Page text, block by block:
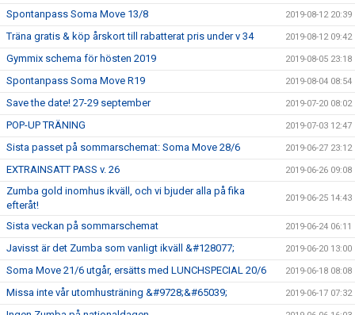
Spontanpass Soma Move 13/8 2019-08-12 20:39
Träna gratis & köp årskort till rabatterat pris under v 34 2019-08-12 09:42
Gymmix schema för hösten 2019 2019-08-05 23:18
Spontanpass Soma Move R19 2019-08-04 08:54
Save the date! 27-29 september 2019-07-20 08:02
POP-UP TRÄNING 2019-07-03 12:47
Sista passet på sommarschemat: Soma Move 28/6 2019-06-27 23:12
EXTRAINSATT PASS v. 26 2019-06-26 09:08
Zumba gold inomhus ikväll, och vi bjuder alla på fika
efteråt!
2019-06-25 14:43
Sista veckan på sommarschemat 2019-06-24 06:11
Javisst är det Zumba som vanligt ikväll &#128077; 2019-06-20 13:00
Soma Move 21/6 utgår, ersätts med LUNCHSPECIAL 20/6 2019-06-18 08:08
Missa inte vår utomhusträning &#9728;&#65039; 2019-06-17 07:32